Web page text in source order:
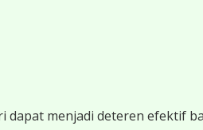
dapat menjadi deteren efektif